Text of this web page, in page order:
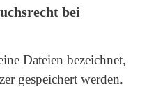
bei
Dateien bezeichnet,
gespeichert werden.